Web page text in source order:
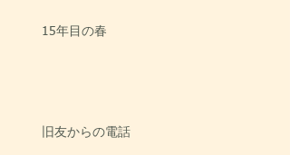
15年目の春
旧友からの電話